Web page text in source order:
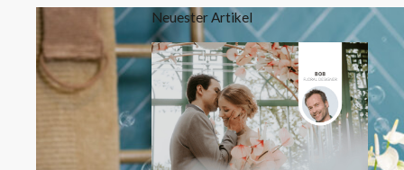
Neuester Artikel